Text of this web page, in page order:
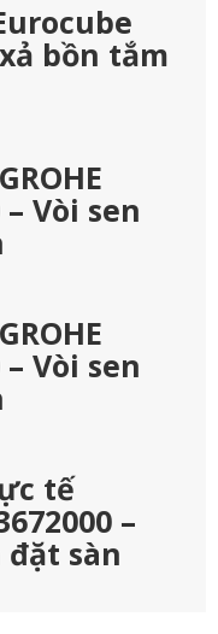
bồn tắm
Vòi sen
Vòi sen
tế
–
sàn